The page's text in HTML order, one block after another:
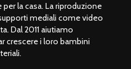
la casa. La riproduzione
mediali come video
Dal 2011 aiutiamo
crescere i loro bambini